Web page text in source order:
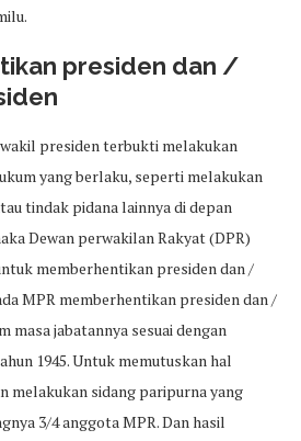
presiden dan /
presiden terbukti melakukan
yang berlaku, seperti melakukan
tindak pidana lainnya di depan
Dewan perwakilan Rakyat (DPR)
memberhentikan presiden dan /
MPR memberhentikan presiden dan /
masa jabatannya sesuai dengan
1945. Untuk memutuskan hal
melakukan sidang paripurna yang
3/4 anggota MPR. Dan hasil